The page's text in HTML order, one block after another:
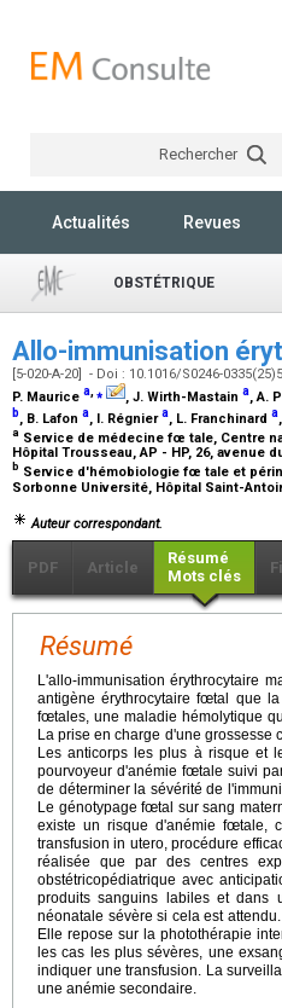
Rechercher
Actualités Revues
OBSTÉTRIQUE
Allo-immunisation
[5-020-A-20] - Doi : 10.1016/S0246-
P. Maurice a,⁎ , J. Wirth-Mastain a, A.
b, B. Lafon a, I. Régniera, L. Franchinard a
a Service de médecine fœ tale, Centre
Hôpital Trousseau, AP - HP, 26, avenue
b Service d'hémobiologie fœ tale et
Sorbonne Université, Hôpital Saint-
Auteur correspondant.
PDF Article
Résumé
Mots clés
Résumé
L'allo-immunisation érythrocytaire
antigène érythrocytaire fœtal que
fœtales, une maladie hémolytique
La prise en charge d'une grossesse
Les anticorps les plus à risque et
pourvoyeur d'anémie fœtale suivi
de déterminer la sévérité de
Le génotypage fœtal sur sang
existe un risque d'anémie fœtale,
transfusion in utero, procédure
réalisée que par des centres
obstétricopédiatrique avec
produits sanguins labiles et dans
néonatale sévère si cela est
Elle repose sur la photothérapie
les cas les plus sévères, une
indiquer une transfusion. La
une anémie secondaire.